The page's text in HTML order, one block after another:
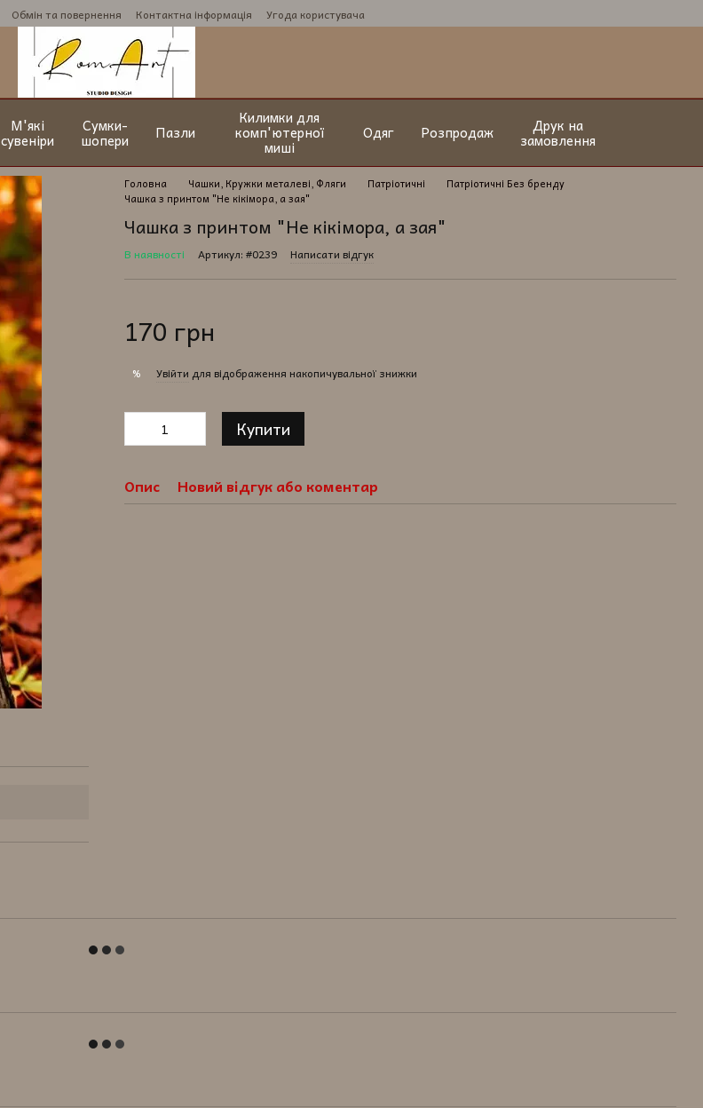
Обмін та повернення Контактна інформація Угода користувача
М'які
сувеніри
Сумки-
шопери Пазли
Килимки для
комп'ютерної
миші
Одяг Розпродаж Друк на
замовлення
Головна Чашки, Кружки металеві, Фляги Патріотичні
Патріотичні Без бренду
Чашка з принтом "Не кікімора, а зая"
Чашка з принтом "Не кікімора, а зая"
В наявності Артикул: #0239 Написати відгук
170 грн
% Увійти для відображення накопичувальної знижки
Купити
Опис Новий відгук або коментар